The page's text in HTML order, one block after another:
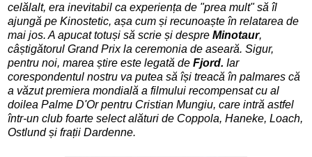
celălalt, era inevitabil ca experiența de "prea mult" să îl
ajungă pe Kinostetic, așa cum și recunoaște în relatarea de
mai jos. A apucat totuși să scrie și despre Minotaur,
câștigătorul Grand Prix la ceremonia de aseară. Sigur,
pentru noi, marea știre este legată de Fjord. Iar
corespondentul nostru va putea să își treacă în palmares că
a văzut premiera mondială a filmului recompensat cu al
doilea Palme D'Or pentru Cristian Mungiu, care intră astfel
într-un club foarte select alături de Coppola, Haneke, Loach,
Ostlund și frații Dardenne.